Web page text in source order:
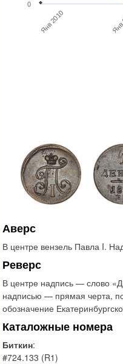
Янв 2010
0
Аверс
В центре вензель Павла I.
Реверс
В центре надпись — слово
надписью — прямая черта,
обозначение
Каталожные номера
Биткин:
#724.133 (R1)